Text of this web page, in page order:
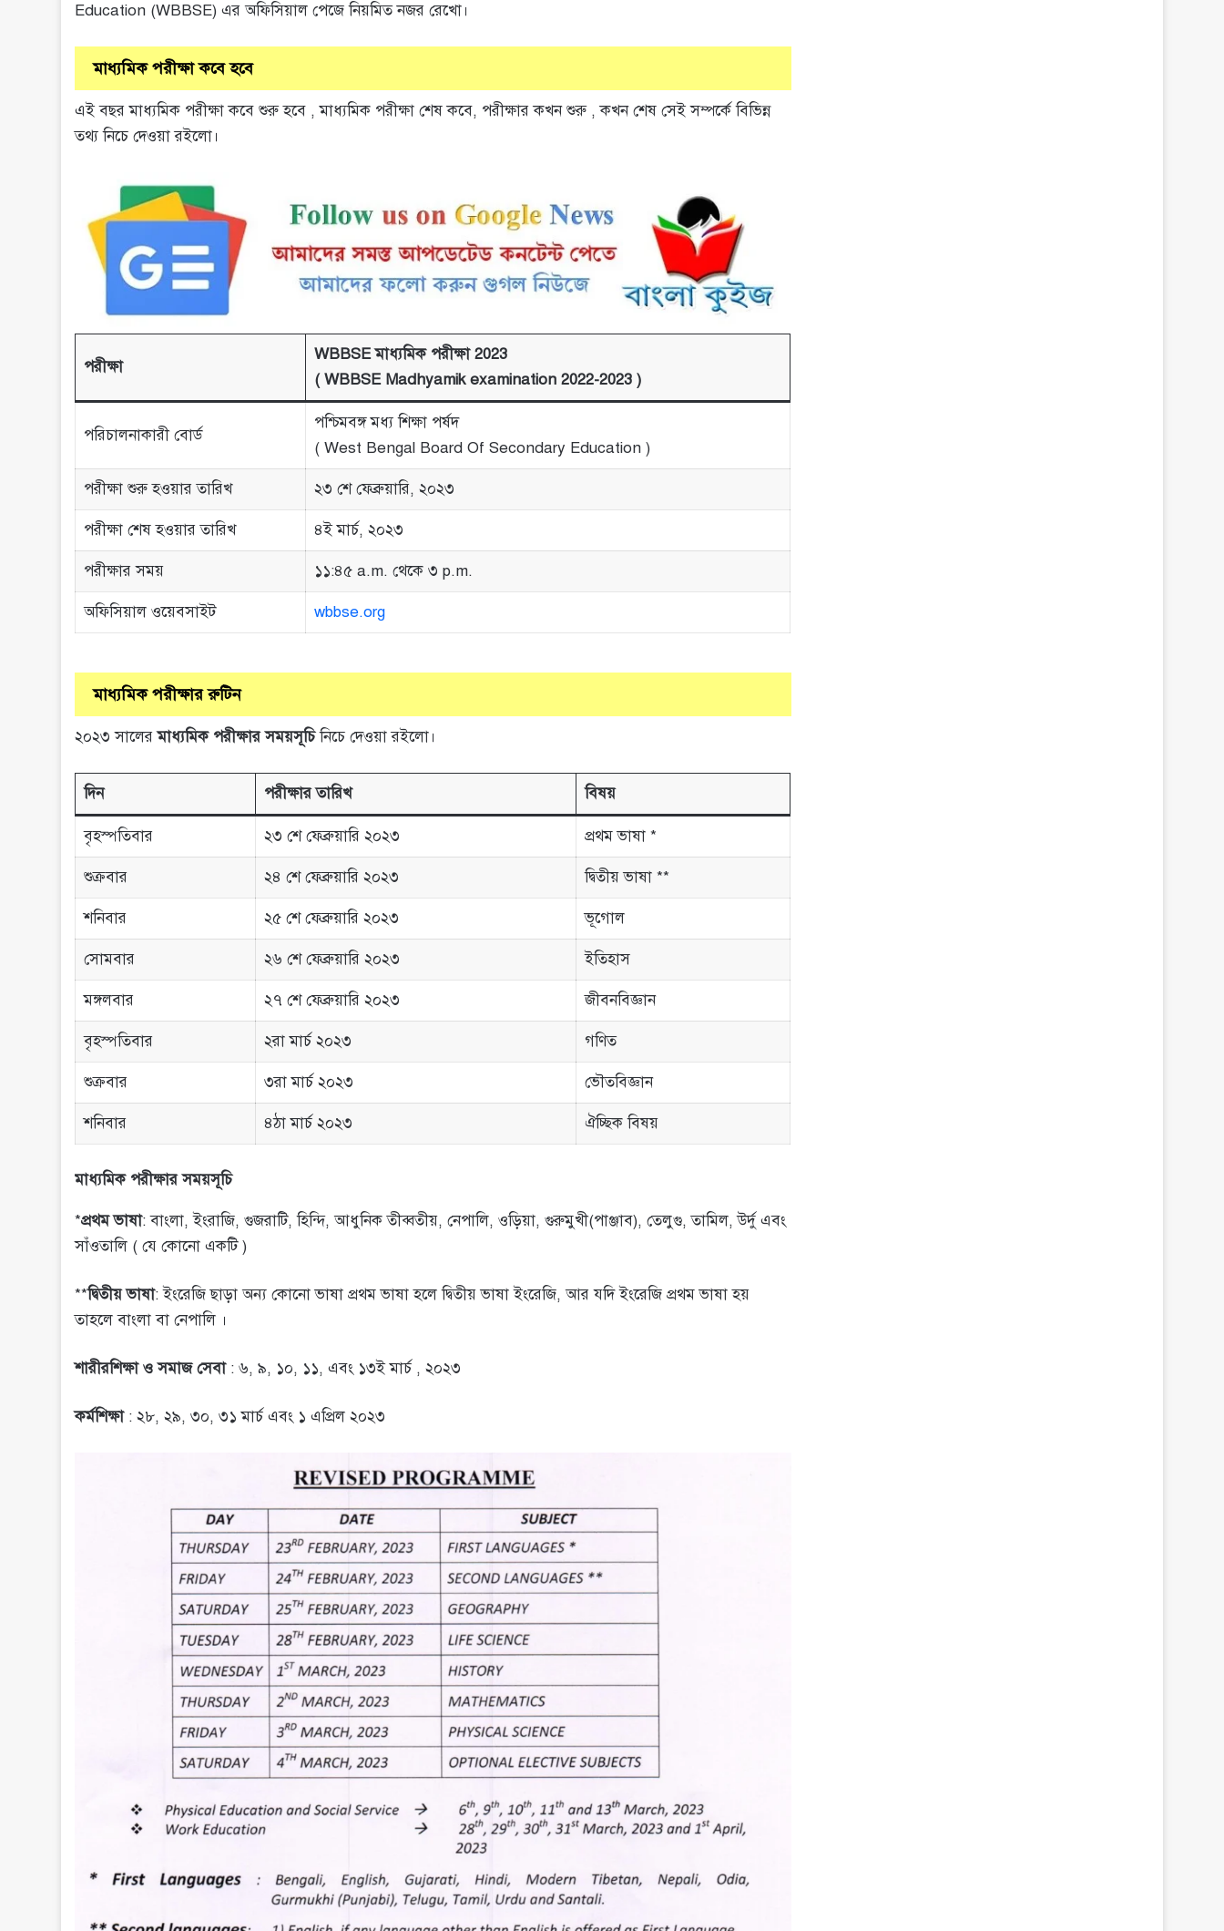
Education (WBBSE) এর অফিসিয়াল পেজে নিয়মিত নজর রেখো।
মাধ্যমিক পরীক্ষা কবে হবে
এই বছর মাধ্যমিক পরীক্ষা কবে শুরু হবে , মাধ্যমিক পরীক্ষা শেষ কবে, পরীক্ষার কখন শুরু , কখন শেষ সেই সম্পর্কে বিভিন্ন
তথ্য নিচে দেওয়া রইলো।
পরীক্ষা
WBBSE মাধ্যমিক পরীক্ষা 2023
( WBBSE Madhyamik examination 2022-2023 )
পরিচালনাকারী বোর্ড
পশ্চিমবঙ্গ মধ্য শিক্ষা পর্ষদ
( West Bengal Board Of Secondary Education )
পরীক্ষা শুরু হওয়ার তারিখ ২৩ শে ফেব্রুয়ারি, ২০২৩
পরীক্ষা শেষ হওয়ার তারিখ ৪ই মার্চ, ২০২৩
পরীক্ষার সময় ১১:৪৫ a.m. থেকে ৩ p.m.
অফিসিয়াল ওয়েবসাইট wbbse.org
মাধ্যমিক পরীক্ষার রুটিন
২০২৩ সালেরমাধ্যমিক পরীক্ষার সময়সূচিনিচে দেওয়া রইলো।
দিন পরীক্ষার তারিখ বিষয়
বৃহস্পতিবার ২৩ শে ফেব্রুয়ারি ২০২৩ প্রথম ভাষা *
শুক্রবার ২৪ শে ফেব্রুয়ারি ২০২৩ দ্বিতীয় ভাষা **
শনিবার ২৫ শে ফেব্রুয়ারি ২০২৩ ভূগোল
সোমবার ২৬ শে ফেব্রুয়ারি ২০২৩ ইতিহাস
মঙ্গলবার ২৭ শে ফেব্রুয়ারি ২০২৩ জীবনবিজ্ঞান
বৃহস্পতিবার ২রা মার্চ ২০২৩ গণিত
শুক্রবার ৩রা মার্চ ২০২৩ ভৌতবিজ্ঞান
শনিবার ৪ঠা মার্চ ২০২৩ ঐচ্ছিক বিষয়
মাধ্যমিক পরীক্ষার সময়সূচি
*প্রথম ভাষা: বাংলা, ইংরাজি, গুজরাটি, হিন্দি, আধুনিক তীব্বতীয়, নেপালি, ওড়িয়া, গুরুমুখী(পাঞ্জাব), তেলুগু, তামিল, উর্দু এবং
সাঁওতালি ( যে কোনো একটি )
**দ্বিতীয় ভাষা: ইংরেজি ছাড়া অন্য কোনো ভাষা প্রথম ভাষা হলে দ্বিতীয় ভাষা ইংরেজি, আর যদি ইংরেজি প্রথম ভাষা হয়
তাহলে বাংলা বা নেপালি ।
শারীরশিক্ষা ও সমাজ সেবা : ৬, ৯, ১০, ১১, এবং ১৩ই মার্চ , ২০২৩
কর্মশিক্ষা : ২৮, ২৯, ৩০, ৩১ মার্চ এবং ১ এপ্রিল ২০২৩